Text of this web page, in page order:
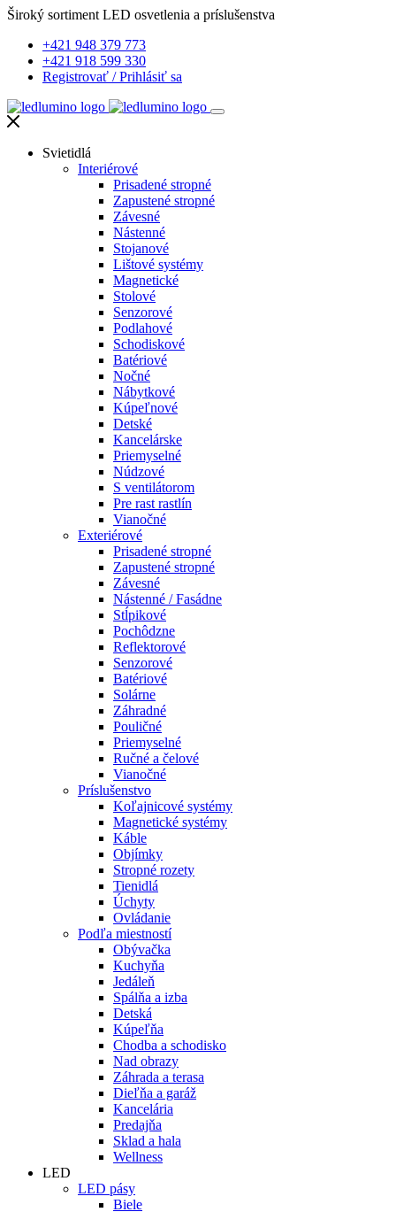
Široký sortiment LED osvetlenia a príslušenstva
+421 948 379 773
+421 918 599 330
Registrovať /Prihlásiť sa
Svietidlá
Interiérové
Prisadené stropné
Zapustené stropné
Závesné
Nástenné
Stojanové
Lištové systémy
Magnetické
Stolové
Senzorové
Podlahové
Schodiskové
Batériové
Nočné
Nábytkové
Kúpeľnové
Detské
Kancelárske
Priemyselné
Núdzové
S ventilátorom
Pre rast rastlín
Vianočné
Exteriérové
Prisadené stropné
Zapustené stropné
Závesné
Nástenné / Fasádne
Stĺpikové
Pochôdzne
Reflektorové
Senzorové
Batériové
Solárne
Záhradné
Pouličné
Priemyselné
Ručné a čelové
Vianočné
Príslušenstvo
Koľajnicové systémy
Magnetické systémy
Káble
Objímky
Stropné rozety
Tienidlá
Úchyty
Ovládanie
Podľa miestností
Obývačka
Kuchyňa
Jedáleň
Spálňa a izba
Detská
Kúpeľňa
Chodba a schodisko
Nad obrazy
Záhrada a terasa
Dieľňa a garáž
Kancelária
Predajňa
Sklad a hala
Wellness
LED
LED pásy
Biele